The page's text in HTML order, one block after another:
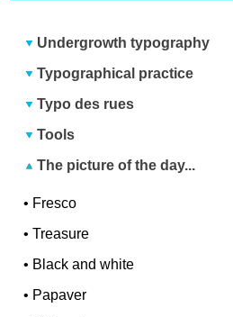
Undergrowth typography
Typographical practice
Typo des rues
Tools
The picture of the day...
• Fresco
•Treasure
• Black and white
• Papaver